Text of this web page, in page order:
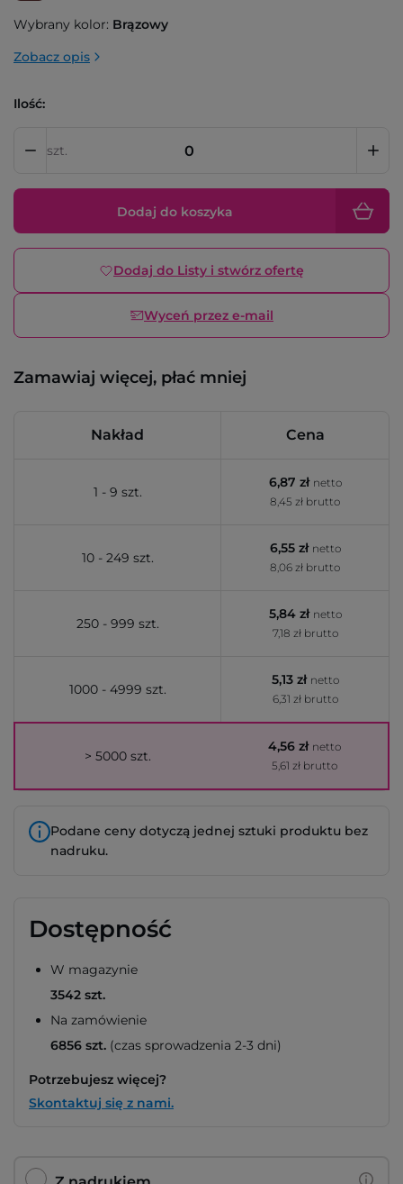
Wybrany kolor: Brązowy
Zobacz opis
Ilość:
szt.
Dodaj do koszyka
Dodaj do Listy i stwórz ofertę
Wyceń przez e-mail
Zamawiaj więcej, płać mniej
Nakład Cena
1 - 9 szt.
6,87 zł netto
8,45 zł brutto
10 - 249 szt.
6,55 zł netto
8,06 zł brutto
250 - 999 szt.
5,84 zł netto
7,18 zł brutto
1000 - 4999 szt.
5,13 zł netto
6,31 zł brutto
> 5000 szt.
4,56 zł netto
5,61 zł brutto
Podane ceny dotyczą jednej sztuki produktu bez
nadruku.
Dostępność
W magazynie
3542 szt.
Na zamówienie
6856 szt. (czas sprowadzenia 2-3 dni)
Potrzebujesz więcej?
Skontaktuj się z nami.